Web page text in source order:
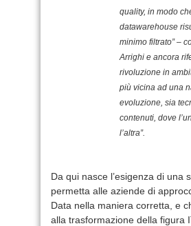
quality, in modo
datawarehouse
minimo filtrato” –
Arrighi e ancora
rivoluzione in
più vicina ad una
evoluzione, sia
contenuti, dove
l’altra”.
Da qui nasce l’esigenza di una
permetta alle aziende di
Data nella maniera corretta, e
alla trasformazione della figura